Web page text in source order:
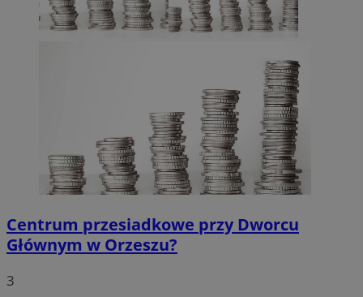
Centrum przesiadkowe przy Dworcu
Głównym w Orzeszu?
3